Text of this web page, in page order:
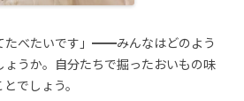
たべたいです」━━みんなはどのよう
ょうか。自分たちで掘ったおいもの味
でしょう。